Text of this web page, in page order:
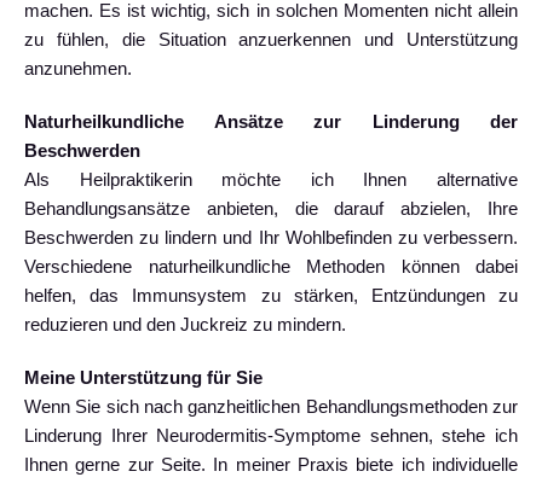
machen. Es ist wichtig, sich in solchen Momenten nicht allein
zu fühlen, die Situation anzuerkennen und Unterstützung
anzunehmen.
Naturheilkundliche Ansätze zur Linderung der
Beschwerden
Als Heilpraktikerin möchte ich Ihnen alternative
Behandlungsansätze anbieten, die darauf abzielen, Ihre
Beschwerden zu lindern und Ihr Wohlbefinden zu verbessern.
Verschiedene naturheilkundliche Methoden können dabei
helfen, das Immunsystem zu stärken, Entzündungen zu
reduzieren und den Juckreiz zu mindern.
Meine Unterstützung für Sie
Wenn Sie sich nach ganzheitlichen Behandlungsmethoden zur
Linderung Ihrer Neurodermitis-Symptome sehnen, stehe ich
Ihnen gerne zur Seite. In meiner Praxis biete ich individuelle